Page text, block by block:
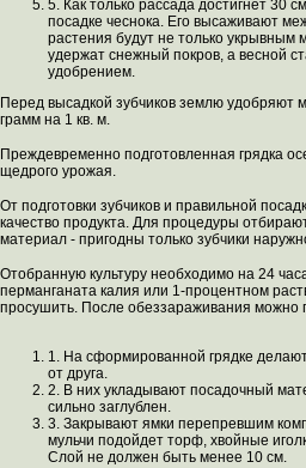
5. Как только рассада достигнет 30
посадке чеснока. Его высаживают
растения будут не только укрывным
удержат снежный покров, а весной
удобрением.
Перед высадкой зубчиков землю удобряют
грамм на 1 кв. м.
Преждевременно подготовленная грядка
щедрого урожая.
От подготовки зубчиков и правильной
качество продукта. Для процедуры
материал - пригодны только зубчики
Отобранную культуру необходимо на 24
перманганата калия или 1-процентном
просушить. После обеззараживания можно
1. На сформированной грядке
от друга.
2. В них укладывают посадочный
сильно заглублен.
3. Закрывают ямки перепревшим
мульчи подойдет торф, хвойные
Слой не должен быть менее 10 см.